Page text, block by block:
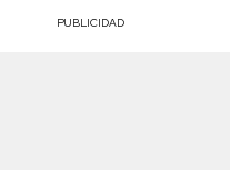
PUBLICIDAD